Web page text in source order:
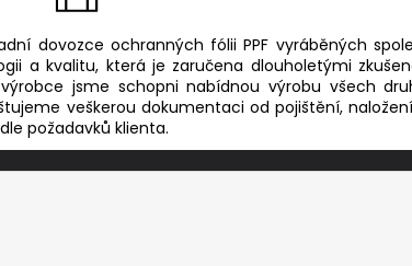
dovozce ochranných fólii PPF vyráběných
a kvalitu, která je zaručena dlouholetými
jsme schopni nabídnou výrobu všech
veškerou dokumentaci od pojištění,
požadavků klienta.